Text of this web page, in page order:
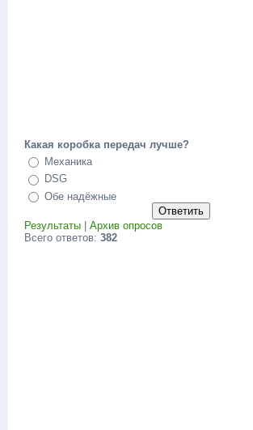
Какая коробка передач лучше?
Механика
DSG
Обе надёжные
Результаты
Архив опросов
Всего ответов: 382